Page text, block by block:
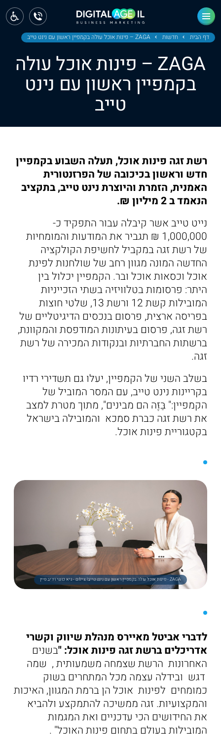
דף הבית חדשות ZAGA – פינות אוכל עולה בקמפיין ראשון עם נינט טייב
ZAGA – פינות אוכל עולה
בקמפיין ראשון עם נינט
טייב
רשת זגה פינות אוכל, תעלה השבוע בקמפיין
חדש וראשון בכיכובה של הפרזנטורית
האמנית, הזמרת והיוצרת נינט טייב, בתקציב
הנאמד ב 2 מיליון ₪.
נייט טייב אשר קיבלה עבור התפקיד כ-
1,000,000 ₪ תגביר את המודעות והמומחיות
של רשת זגה במקביל לחשיפת הקולקציה
החדשה המונה מגוון רחב של שולחנות לפינת
אוכל וכסאות אוכל ובר. הקמפיין יכלול בין
היתר: פרסומות בטלוויזיה בשתי הזכייניות
המובילות קשת 12 ורשת 13, שלטי חוצות
בפריסה ארצית, פרסום בנכסים הדיגיטליים של
רשת זגה, פרסום בעיתונות המודפסת והמקוונת,
ברשתות החברתיות ובנקודות המכירה של רשת
זגה.
בשלב השני של הקמפיין, יעלו גם תשדירי רדיו
בקריינות נינט טייב, עם המסר המוביל של
הקמפיין:" בַּזֶּה הם מבינים", מתוך מטרת למצב
את רשת זגה כברת סמכא והמובילה בישראל
בקטגוריית פינות אוכל.
ZAGA - פינות אוכל עולה בקמפיין ראשון עם נינט טייב! צילום - גיא כושי ויריב פיין
לדברי אביטל מאיירס מנהלת שיווק וקשרי
אדריכלים ברשת זגה פינות אוכל: "בשנים
האחרונות הרשת שצמחה משמעותית , שמה
דגש ובידלה עצמה מכל המתחרים בשוק
כמומחים לפינות אוכל הן ברמת המגוון, האיכות
והמקצועיות. זגה ממשיכה להתמקצע ולהביא
את החידושים הכי עדכניים ואת המגמות
המובילות בעולם בתחום פינות האוכל" .
ראשי
חדשות
מחוז צפון
מחוז חיפה
מחוז מרכז
מחוז דרום
תל אביב